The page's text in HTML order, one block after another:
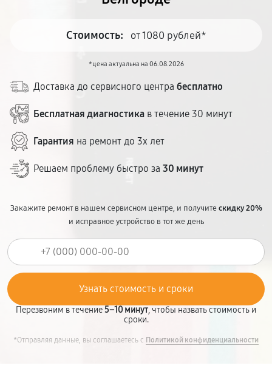
Стоимость: от 1080 рублей*
*цена актуальна на 06.08.2026
Доставка до сервисного центра бесплатно
Бесплатная диагностика в течение 30 минут
Гарантия на ремонт до 3х лет
Решаем проблему быстро за 30 минут
Закажите ремонт в нашем сервисном центре, и получитескидку 20%
и исправное устройство в тот же день
Перезвоним в течение5–10 минут, чтобы назвать стоимость и
сроки.
*Отправляя данные, вы соглашаетесь с Политикой конфиденциальности